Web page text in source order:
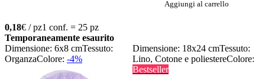
0,18€ / pz1 conf. = 25 pz
Temporaneamente esaurito
Aggiungi al carrello
Dimensione: 6x8 cmTessuto:
OrganzaColore: -4%
Dimensione: 18x24 cmTessuto:
Lino, Cotone e poliestereColore:
Bestseller